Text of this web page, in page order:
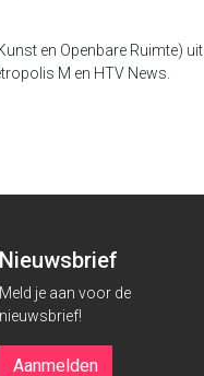
en Openbare Ruimte) uit
M en HTV News.
Nieuwsbrief
Meld je aan voor de
nieuwsbrief!
Aanmelden